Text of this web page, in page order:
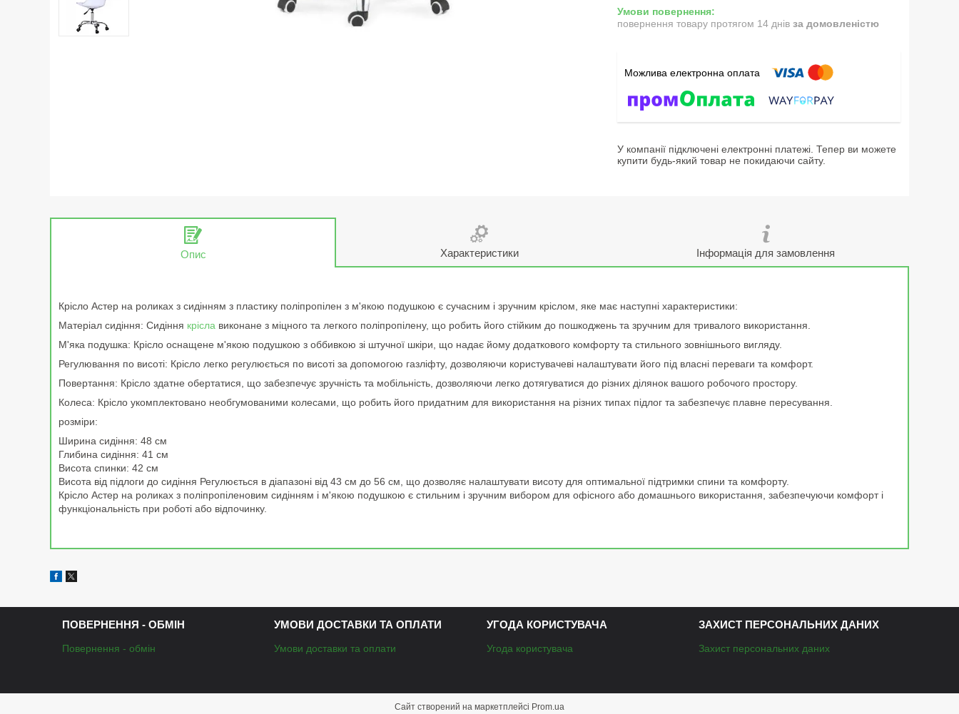
повернення товару протягом 14 днів за домовленістю
У компанії підключені електронні платежі. Тепер ви можете
купити будь-який товар не покидаючи сайту.
Опис Характеристики Інформація для замовлення
Крісло Астер на роликах з сидінням з пластику поліпропілен з м'якою подушкою є сучасним і зручним кріслом, яке має наступні характеристики:
Матеріал сидіння: Сидіння крісла виконане з міцного та легкого поліпропілену, що робить його стійким до пошкоджень та зручним для тривалого використання.
М'яка подушка: Крісло оснащене м'якою подушкою з оббивкою зі штучної шкіри, що надає йому додаткового комфорту та стильного зовнішнього вигляду.
Регулювання по висоті: Крісло легко регулюється по висоті за допомогою газліфту, дозволяючи користувачеві налаштувати його під власні переваги та комфорт.
Повертання: Крісло здатне обертатися, що забезпечує зручність та мобільність, дозволяючи легко дотягуватися до різних ділянок вашого робочого простору.
Колеса: Крісло укомплектовано необгумованими колесами, що робить його придатним для використання на різних типах підлог та забезпечує плавне пересування.
розміри:
Ширина сидіння: 48 см
Глибина сидіння: 41 см
Висота спинки: 42 см
Висота від підлоги до сидіння Регулюється в діапазоні від 43 см до 56 см, що дозволяє налаштувати висоту для оптимальної підтримки спини та комфорту.
Крісло Астер на роликах з поліпропіленовим сидінням і м'якою подушкою є стильним і зручним вибором для офісного або домашнього використання, забезпечуючи комфорт і
функціональність при роботі або відпочинку.
ПОВЕРНЕННЯ - ОБМІН
Повернення - обмін
УМОВИ ДОСТАВКИ ТА ОПЛАТИ
Умови доставки та оплати
УГОДА КОРИСТУВАЧА
Угода користувача
ЗАХИСТ ПЕРСОНАЛЬНИХ ДАНИХ
Захист персональних даних
Сайт створений на маркетплейсі Prom.ua